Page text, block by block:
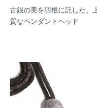
古銭の美を羽根に託した、
質なペンダントヘッド